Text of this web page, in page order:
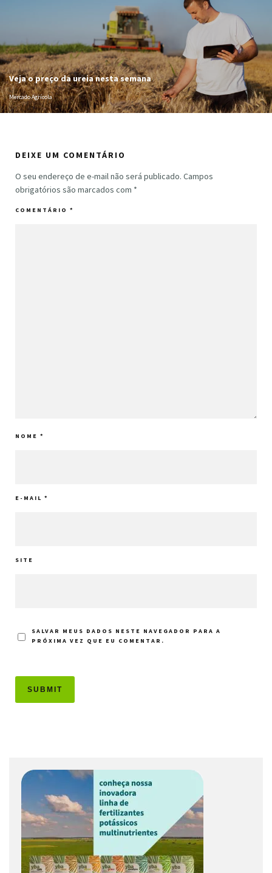
Veja o preço da ureia nesta semana
Mercado Agrícola
DEIXE UM COMENTÁRIO
O seu endereço de e-mail não será publicado. Campos
obrigatórios são marcados com *
COMENTÁRIO *
NOME *
E-MAIL *
SITE
SALVAR MEUS DADOS NESTE NAVEGADOR PARA A
PRÓXIMA VEZ QUE EU COMENTAR.